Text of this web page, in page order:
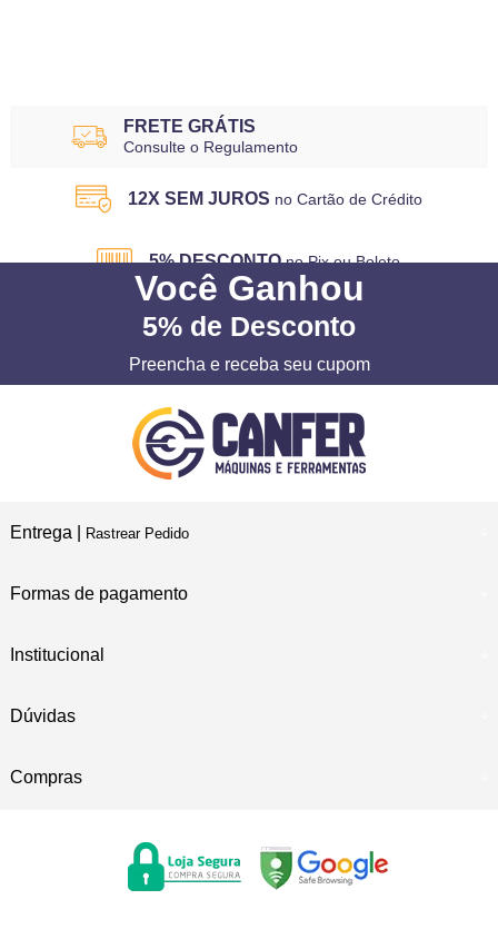
FRETE GRÁTIS
Consulte o Regulamento
12X SEM JUROS no Cartão de Crédito
5% DESCONTO no Pix ou Boleto
Você Ganhou
5% de Desconto
Preencha e receba seu cupom
Entrega | Rastrear Pedido
Formas de pagamento
Institucional
Dúvidas
Compras